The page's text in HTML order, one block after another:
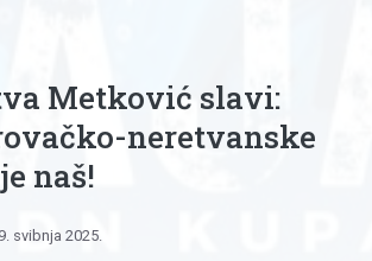
Metković slavi:
neretvanske
naš!
svibnja 2025.